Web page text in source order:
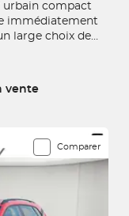
urbain compact
immédiatement
large choix de
avec la
vente
Comparer